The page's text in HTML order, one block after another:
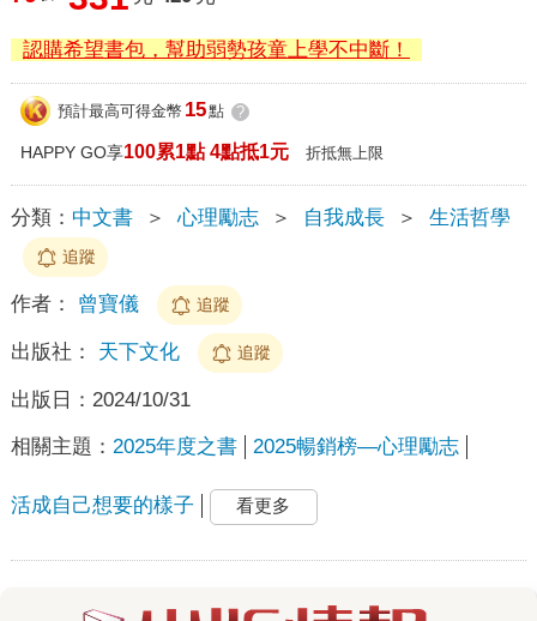
認購希望書包，幫助弱勢孩童上學不中斷！
預計最高可得金幣 15點 ?
HAPPY GO享100累1點 4點抵1元 折抵無上限
分類： 中文書 ＞ 心理勵志 ＞ 自我成長 ＞ 生活哲學
追蹤
作者： 曾寶儀 追蹤
出版社： 天下文化 追蹤
出版日： 2024/10/31
相關主題： 2025年度之書 2025暢銷榜—心理勵志
活成自己想要的樣子 看更多